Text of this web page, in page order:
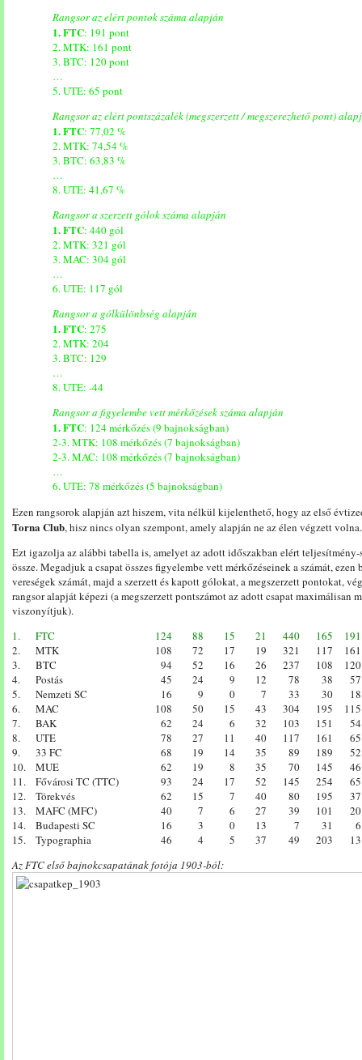
Rangsor az elért pontok száma alapján
1. FTC: 191 pont
2. MTK: 161 pont
3. BTC: 120 pont
…
5. UTE: 65 pont
Rangsor az elért pontszázalék (megszerzett / megszerezhető pont)
1. FTC: 77,02 %
2. MTK: 74,54 %
3. BTC: 63,83 %
…
8. UTE: 41,67 %
Rangsor a szerzett gólok száma alapján
1. FTC: 440 gól
2. MTK: 321 gól
3. MAC: 304 gól
…
6. UTE: 117 gól
Rangsor a gólkülönbség alapján
1. FTC: 275
2. MTK: 204
3. BTC: 129
…
8. UTE: -44
Rangsor a figyelembe vett mérkőzések száma alapján
1. FTC: 124 mérkőzés (9 bajnokságban)
2-3. MTK: 108 mérkőzés (7 bajnokságban)
2-3. MAC: 108 mérkőzés (7 bajnokságban)
…
6. UTE: 78 mérkőzés (5 bajnokságban)
Ezen rangsorok alapján azt hiszem, vita nélkül kijelenthető, hogy az első
Torna Club, hisz nincs olyan szempont, amely alapján ne az élen végzett volna.
Ezt igazolja az alábbi tabella is, amelyet az adott időszakban elért
össze. Megadjuk a csapat összes figyelembe vett mérkőzéseinek a számát,
vereségek számát, majd a szerzett és kapott gólokat, a megszerzett pontokat,
rangsor alapját képezi (a megszerzett pontszámot az adott csapat maximálisan
viszonyítjuk).
1.
FTC 124 88 15 21 440 165
191
2.
MTK 108 72 17 19 321 117
161
3.
BTC 94 52 16 26 237 108
120
4.
Postás 45 24 9 12 78 38
57
5.
Nemzeti SC 16 9 0 7 33 30
18
6.
MAC 108 50 15 43 304 195
115
7.
BAK 62 24 6 32 103 151
54
8.
UTE 78 27 11 40 117 161
65
9.
33 FC 68 19 14 35 89 189
52
10.
MUE 62 19 8 35 70 145
46
11.
Fővárosi TC (TTC) 93 24 17 52 145 254
65
12.
Törekvés 62 15 7 40 80 195
37
13.
MAFC (MFC) 40 7 6 27 39 101
20
14.
Budapesti SC 16 3 0 13 7 31
6
15.
Typographia 46 4 5 37 49 203
13
Az FTC első bajnokcsapatának fotója 1903-ból: